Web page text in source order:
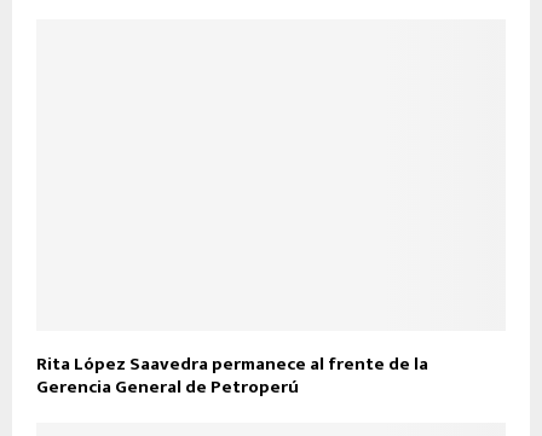
Rita López Saavedra permanece al frente de la
Gerencia General de Petroperú